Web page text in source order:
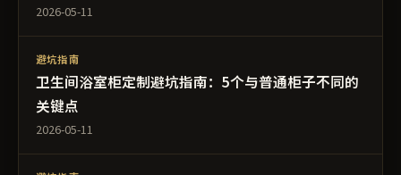
2026-05-11
避坑指南
卫生间浴室柜定制避坑指南：5个与普通柜子不同的
关键点
2026-05-11